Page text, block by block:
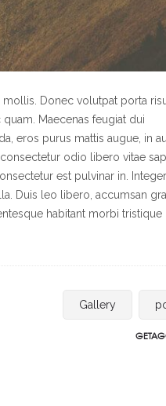
Donec volutpat porta
Maecenas feugiat dui
eros purus mattis augue, in
odio libero vitae
est pulvinar in. Integer
Duis leo libero, accumsan
habitant morbi tristique
Gallery